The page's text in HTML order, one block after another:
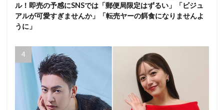
ル！即売の予感にSNSでは「郵便局限定はずるい」「ビジュ
アルが可愛すぎませんか」「転売ヤーの餌食になりませんよ
うに」